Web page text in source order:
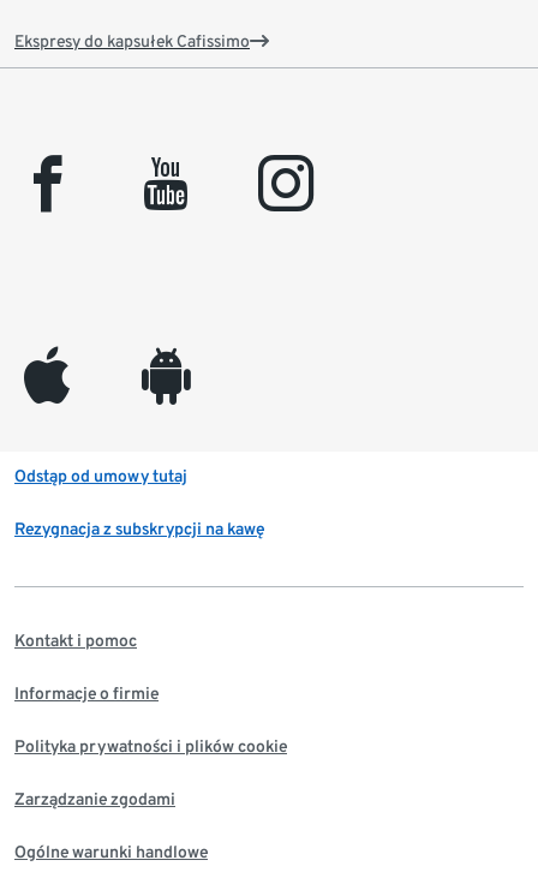
Ekspresy do kapsułek Cafissimo
facebook youtube instagram
appleinc android
Odstąp od umowy tutaj
Rezygnacja z subskrypcji na kawę
Kontakt i pomoc
Informacje o firmie
Polityka prywatności i plików cookie
Zarządzanie zgodami
Ogólne warunki handlowe